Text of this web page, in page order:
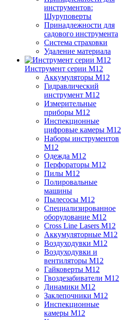
инструментов:
Шуруповерты
Принадлежности для
садового инструмента
Система страховки
Удаление материала
Инструмент серии M12
Аккумуляторы M12
Гидравлический
инструмент M12
Измерительные
приборы M12
Инспекционные
цифровые камеры M12
Наборы инструментов
M12
Одежда M12
Перфораторы M12
Пилы M12
Полировальные
машины
Пылесосы M12
Специализированное
оборудование M12
Cross Line Lasers M12
Аккумуляторные M12
Воздуходувки M12
Воздуходувки и
вентиляторы M12
Гайковерты M12
Гвоздезабиватели M12
Динамики M12
Заклепочники M12
Инспекционные
камеры M12